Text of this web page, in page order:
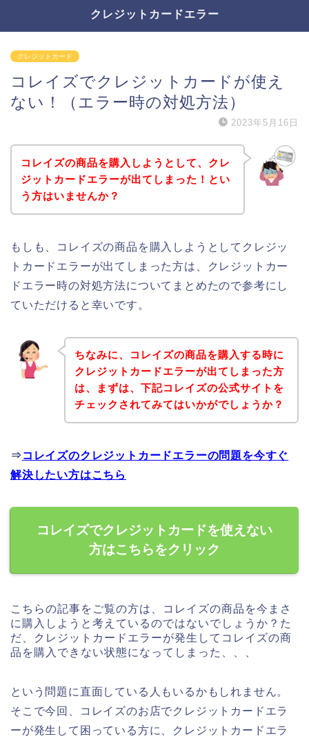
クレジットカードエラー
クレジットカード
コレイズでクレジットカードが使え
ない！（エラー時の対処方法）
2023年5月16日
コレイズの商品を購入しようとして、クレ
ジットカードエラーが出てしまった！とい
う方はいませんか？
もしも、コレイズの商品を購入しようとしてクレジッ
トカードエラーが出てしまった方は、クレジットカー
ドエラー時の対処方法についてまとめたので参考にし
ていただけると幸いです。
ちなみに、コレイズの商品を購入する時に
クレジットカードエラーが出てしまった方
は、まずは、下記コレイズの公式サイトを
チェックされてみてはいかがでしょうか？
⇒ コレイズのクレジットカードエラーの問題を今すぐ
解決したい方はこちら
コレイズでクレジットカードを使えない
方はこちらをクリック
こちらの記事をご覧の方は、コレイズの商品を今まさ
に購入しようと考えているのではないでしょうか？た
だ、クレジットカードエラーが発生してコレイズの商
品を購入できない状態になってしまった、、、
という問題に直面している人もいるかもしれません。
そこで今回、コレイズのお店でクレジットカードエラ
ーが発生して困っている方に、クレジットカードエラ